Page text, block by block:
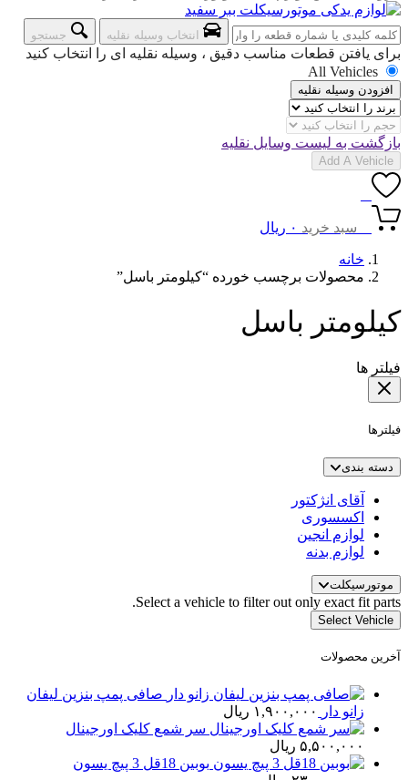
انتخاب وسیله نقلیه جستجو
برای یافتن قطعات مناسب دقیق ، وسیله نقلیه ای را انتخاب کنید
All Vehicles
افزودن وسیله نقلیه
بازگشت به لیست وسایل نقلیه
Add A Vehicle
سبد خرید ۰ ریال
خانه
محصولات برچسب خورده “کیلومتر باسل”
کیلومتر باسل
فیلتر ها
فیلترها
دسته بندی
آقای انژکتور
اکسسوری
لوازم انجین
لوازم بدنه
موتورسیکلت
Select a vehicle to filter out only exact fit parts.
Select Vehicle
آخرین محصولات
صافی پمپ بنزین لیفان
زانو دار
۱,۹۰۰,۰۰۰ ریال
سر شمع کلیک اورجینال
۵,۵۰۰,۰۰۰ ریال
بوبین 18قل 3 پیچ یسون